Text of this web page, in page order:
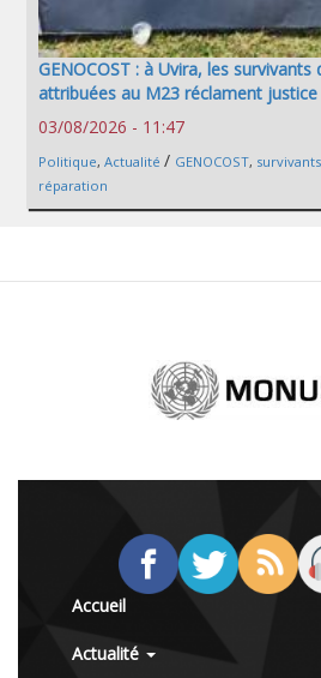
GENOCOST : à Uvira, les survivants
attribuées au M23 réclament
03/08/2026 - 11:47
Politique, Actualité / GENOCOST, survivants
réparation
Accueil
Actualité